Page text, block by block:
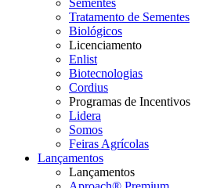
Sementes
Tratamento de Sementes
Biológicos
Licenciamento
Enlist
Biotecnologias
Cordius
Programas de Incentivos
Lidera
Somos
Feiras Agrícolas
Lançamentos
Lançamentos